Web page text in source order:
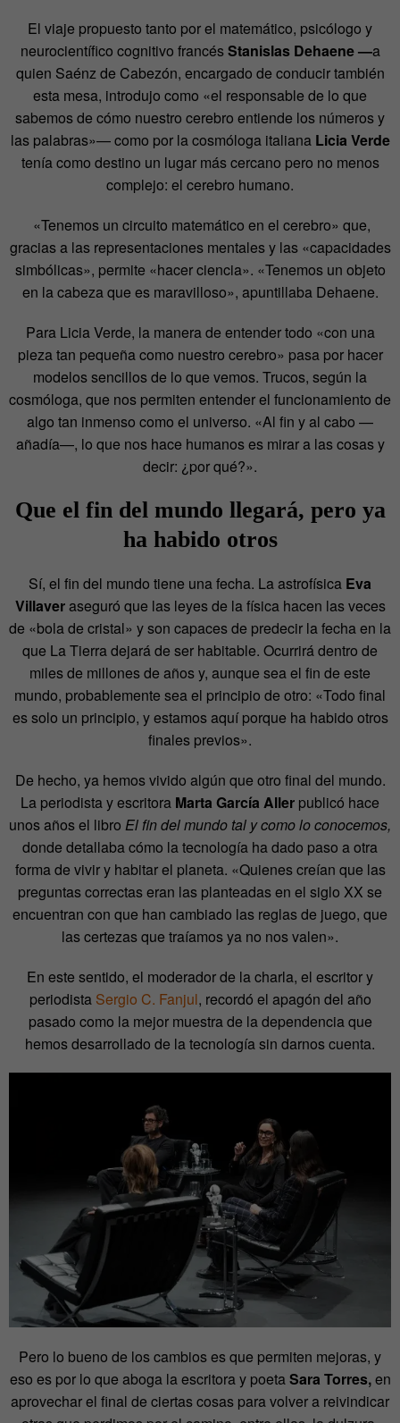
El viaje propuesto tanto por el matemático, psicólogo y
neurocientífico cognitivo francésStanislas Dehaene —a
quien Saénz de Cabezón, encargado de conducir también
esta mesa, introdujo como «el responsable de lo que
sabemos de cómo nuestro cerebro entiende los números y
las palabras»— como por la cosmóloga italiana Licia Verde
tenía como destino un lugar más cercano pero no menos
complejo: el cerebro humano.
«Tenemos un circuito matemático en el cerebro» que,
gracias a las representaciones mentales y las «capacidades
simbólicas», permite «hacer ciencia». «Tenemos un objeto
en la cabeza que es maravilloso», apuntillaba Dehaene.
Para Licia Verde, la manera de entender todo «con una
pieza tan pequeña como nuestro cerebro» pasa por hacer
modelos sencillos de lo que vemos. Trucos, según la
cosmóloga, que nos permiten entender el funcionamiento de
algo tan inmenso como el universo. «Al fin y al cabo —
añadía—, lo que nos hace humanos es mirar a las cosas y
decir: ¿por qué?».
Que el fin del mundo llegará, pero ya
ha habido otros
Sí, el fin del mundo tiene una fecha. La astrofísica Eva
Villaveraseguró que las leyes de la física hacen las veces
de «bola de cristal» y son capaces de predecir la fecha en la
que La Tierra dejará de ser habitable. Ocurrirá dentro de
miles de millones de años y, aunque sea el fin de este
mundo, probablemente sea el principio de otro: «Todo final
es solo un principio, y estamos aquí porque ha habido otros
finales previos».
De hecho, ya hemos vivido algún que otro final del mundo.
La periodista y escritora Marta García Aller publicó hace
unos años el libro El fin del mundo tal y como lo conocemos,
donde detallaba cómo la tecnología ha dado paso a otra
forma de vivir y habitar el planeta. «Quienes creían que las
preguntas correctas eran las planteadas en el siglo XX se
encuentran con que han cambiado las reglas de juego, que
las certezas que traíamos ya no nos valen».
En este sentido, el moderador de la charla, el escritor y
periodista Sergio C. Fanjul, recordó el apagón del año
pasado como la mejor muestra de la dependencia que
hemos desarrollado de la tecnología sin darnos cuenta.
Pero lo bueno de los cambios es que permiten mejoras, y
eso es por lo que aboga la escritora y poetaSara Torres,en
aprovechar el final de ciertas cosas para volver a reivindicar